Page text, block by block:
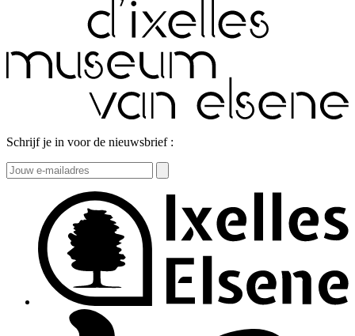
Schrijf je in voor de nieuwsbrief :